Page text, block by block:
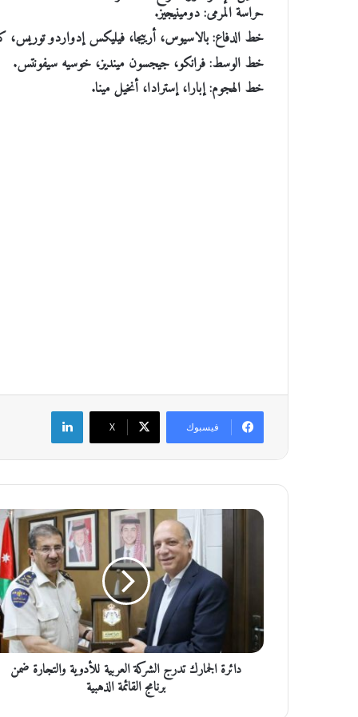
حراسة المرمى: دومينيجيز.
خط الدفاع: بالاسيوس، أرييجا، فيليكس إدواردو توريس،
خط الوسط: فرانكو، جيجسون مينديز، خوسيه سيفونتس.
خط الهجوم: إبارا، إسترادا، أنخيل مينا.
فيسبوك ‫X
د
ج
م
دائرة الجمارك تدرج الشركة العربية للأدوية والتجارة ضمن
برنامج القائمة الذهبية